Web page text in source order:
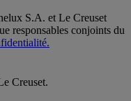
S.A. et Le Creuset
responsables conjoints du
Creuset.